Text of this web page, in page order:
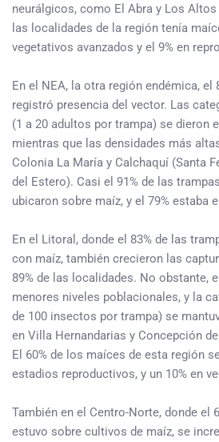
neurálgicos, como El Abra y Los Altos
las localidades de la región tenía
vegetativos avanzados y el 9% en
En el NEA, la otra región endémica, el
registró presencia del vector. Las
(1 a 20 adultos por trampa) se dieron
mientras que las densidades más
Colonia La María y Calchaquí (Santa
del Estero). Casi el 91% de las
ubicaron sobre maíz, y el 79% estaba
En el Litoral, donde el 83% de las
con maíz, también crecieron las
89% de las localidades. No obstante,
menores niveles poblacionales, y la
de 100 insectos por trampa) se
en Villa Hernandarias y Concepción
El 60% de los maíces de esta región
estadios reproductivos, y un 10% en
También en el Centro-Norte, donde el
estuvo sobre cultivos de maíz, se